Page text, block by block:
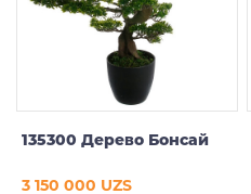
135300 Дерево Бонсай
3 150 000 UZS